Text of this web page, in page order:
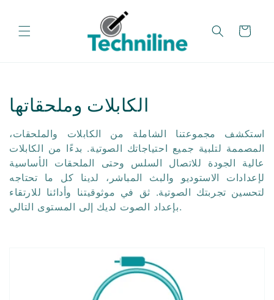
المحتوى
عربة
م
ج
م
و
ع
الكابلات وملحقاتها
استكشف مجموعتنا الشاملة من الكابلات والملحقات،
المصممة لتلبية جميع احتياجاتك الصوتية. بدءًا من الكابلات
عالية الجودة للاتصال السلس وحتى الملحقات الأساسية
لإعدادات الاستوديو والبث المباشر، لدينا كل ما تحتاجه
لتحسين تجربتك الصوتية. ثق في موثوقيتنا وأدائنا للارتقاء
بإعداد الصوت لديك إلى المستوى التالي.